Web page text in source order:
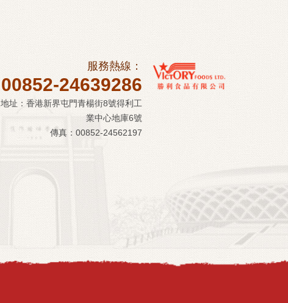
服務熱線：
00852-24639286
地址：香港新界屯門青楊街8號得利工
業中心地庫6號
傳真：00852-24562197